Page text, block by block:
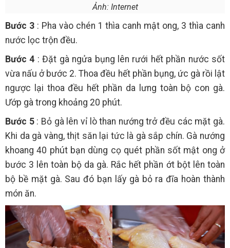
Ảnh: Internet
Bước 3: Pha vào chén 1 thìa canh mật ong, 3 thìa canh
nước lọc trộn đều.
Bước 4 : Đặt gà ngửa bụng lên rưới hết phần nước sốt
vừa nấu ở bước 2. Thoa đều hết phần bụng, ức gà rồi lật
ngược lại thoa đều hết phần da lưng toàn bộ con gà.
Ướp gà trong khoảng 20 phút.
Bước 5: Bỏ gà lên vỉ lò than nướng trở đều các mặt gà.
Khi da gà vàng, thịt săn lại tức là gà sắp chín. Gà nướng
khoang 40 phút bạn dùng cọ quét phần sốt mật ong ở
bước 3 lên toàn bộ da gà. Rắc hết phần ớt bột lên toàn
bộ bề mặt gà. Sau đó bạn lấy gà bỏ ra đĩa hoàn thành
món ăn.